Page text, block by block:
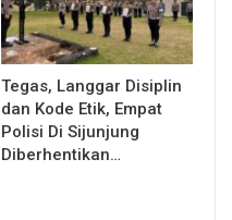
Tegas, Langgar Disiplin
dan Kode Etik, Empat
Polisi Di Sijunjung
Diberhentikan…